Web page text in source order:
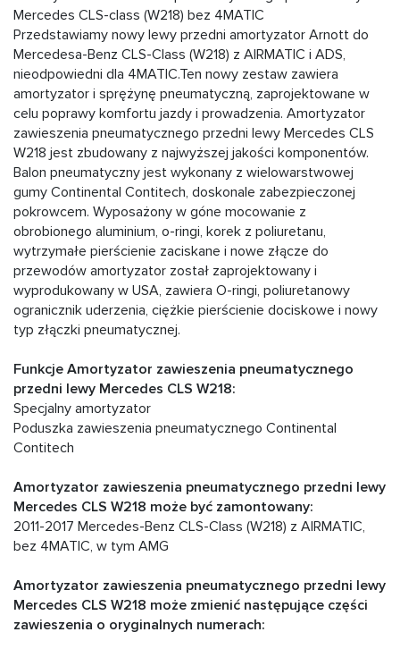
Mercedes CLS-class (W218) bez 4MATIC
Przedstawiamy nowy lewy przedni amortyzator Arnott do
Mercedesa-Benz CLS-Class (W218) z AIRMATIC i ADS,
nieodpowiedni dla 4MATIC.Ten nowy zestaw zawiera
amortyzator i sprężynę pneumatyczną, zaprojektowane w
celu poprawy komfortu jazdy i prowadzenia. Amortyzator
zawieszenia pneumatycznego przedni lewy Mercedes CLS
W218 jest zbudowany z najwyższej jakości komponentów.
Balon pneumatyczny jest wykonany z wielowarstwowej
gumy Continental Contitech, doskonale zabezpieczonej
pokrowcem. Wyposażony w góne mocowanie z
obrobionego aluminium, o-ringi, korek z poliuretanu,
wytrzymałe pierścienie zaciskane i nowe złącze do
przewodów аmortyzator został zaprojektowany i
wyprodukowany w USA, zawiera O-ringi, poliuretanowy
ogranicznik uderzenia, ciężkie pierścienie dociskowe i nowy
typ złączki pneumatycznej.
Funkcje Amortyzator zawieszenia pneumatycznego
przedni lewy Mercedes CLS W218:
Specjalny amortyzator
Poduszka zawieszenia pneumatycznego Continental
Contitech
Amortyzator zawieszenia pneumatycznego przedni lewy
Mercedes CLS W218 może być zamontowany:
2011-2017 Mercedes-Benz CLS-Class (W218) z AIRMATIC,
bez 4MATIC, w tym AMG
Amortyzator zawieszenia pneumatycznego przedni lewy
Mercedes CLS W218 może zmienić następujące części
zawieszenia o oryginalnych numerach: